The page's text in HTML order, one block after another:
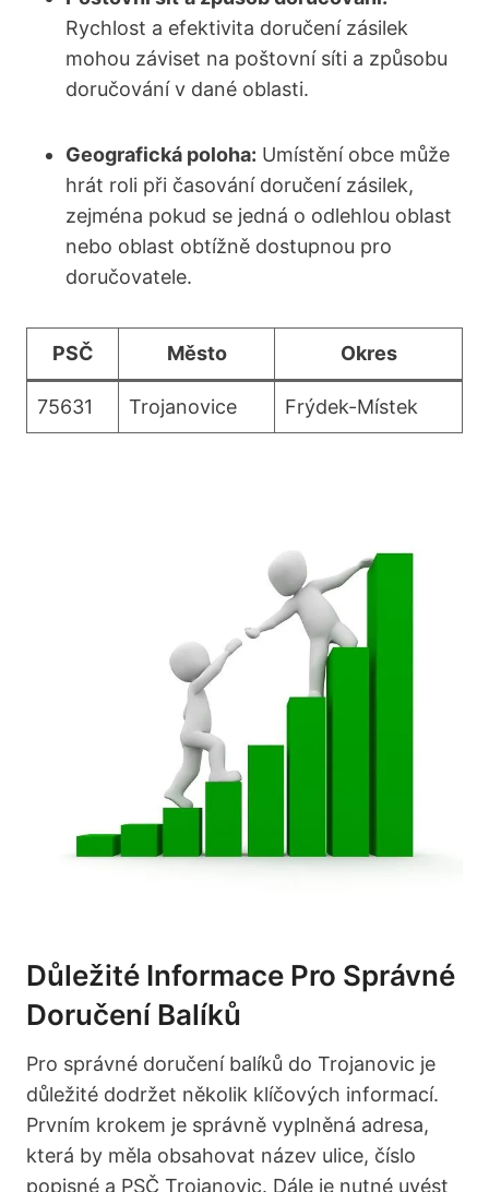
Rychlost a efektivita doručení zásilek
mohou záviset na poštovní síti a způsobu
doručování v dané oblasti.
Geografická poloha: Umístění obce může
hrát roli při časování doručení zásilek,
zejména pokud se jedná o odlehlou oblast
nebo oblast obtížně dostupnou pro
doručovatele.
PSČ Město Okres
75631 Trojanovice Frýdek-Místek
Důležité Informace Pro Správné
Doručení Balíků
Pro správné doručení balíků do Trojanovic je
důležité dodržet několik klíčových informací.
Prvním krokem je správně vyplněná adresa,
která by měla obsahovat název ulice, číslo
popisné a PSČ Trojanovic. Dále je nutné uvést